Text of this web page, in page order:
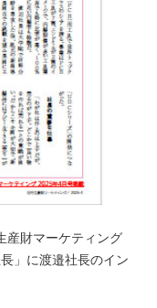
産財マーケティング
」に渡邉社長のイン